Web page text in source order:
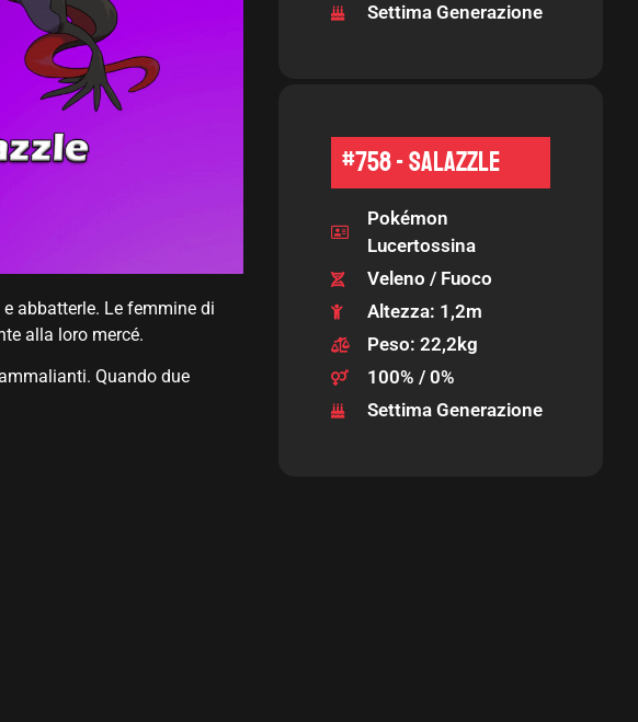
abbatterle. Le femmine di
alla loro mercé.
Quando due
Settima Generazione
#758 - Salazzle
Pokémon
Lucertossina
Veleno / Fuoco
Altezza: 1,2m
Peso: 22,2kg
100% / 0%
Settima Generazione